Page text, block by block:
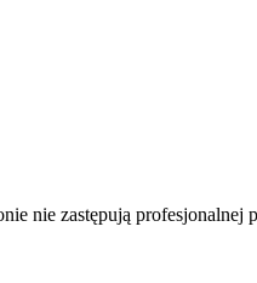
nie zastępują